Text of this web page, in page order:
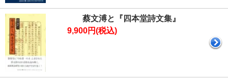
蔡文溥と『四本堂詩文集』
9,900円(税込)